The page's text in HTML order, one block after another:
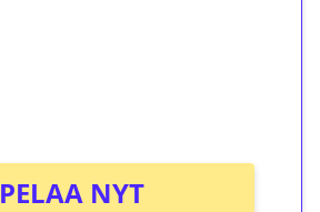
PELAA NYT